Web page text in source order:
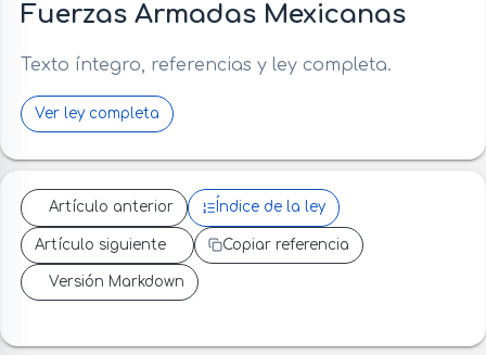
Fuerzas Armadas Mexicanas
Texto íntegro, referencias y ley completa.
Ver ley completa
Artículo anterior Índice de la ley
Artículo siguiente Copiar referencia
Versión Markdown